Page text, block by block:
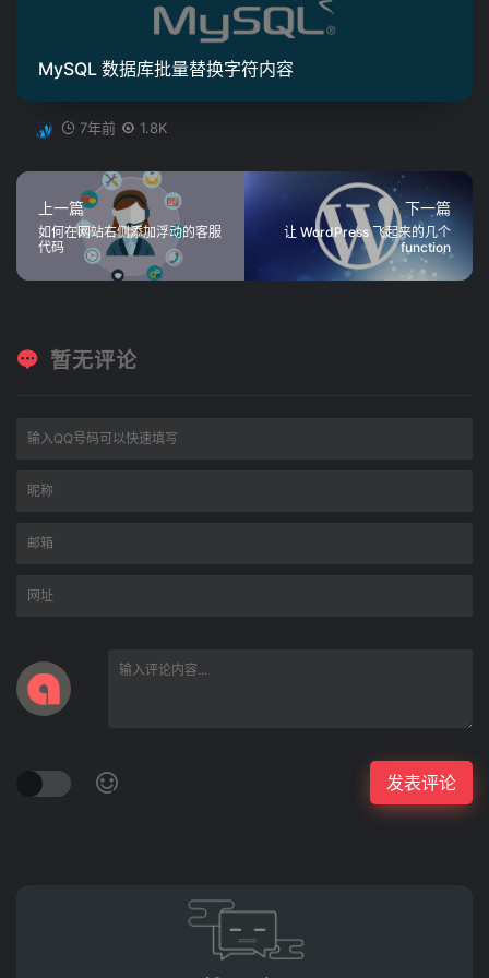
MySQL 数据库批量替换字符内容
7年前 1.8K
上一篇
如何在网站右侧添加浮动的客服
代码
下一篇
让 WordPress 飞起来的几个
function
暂无评论